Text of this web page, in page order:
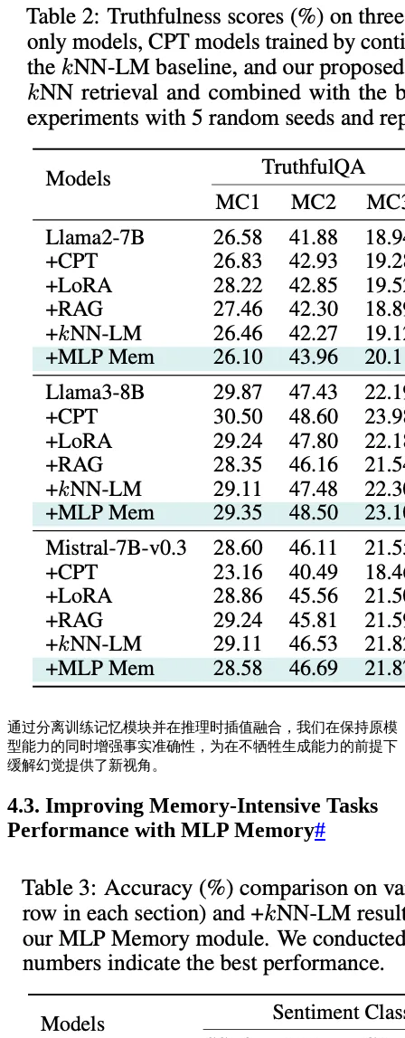
通过分离训练记忆模块并在推理时插值融合，我们在保持原模
型能力的同时增强事实准确性，为在不牺牲生成能力的前提下
缓解幻觉提供了新视角。
4.3. Improving Memory-Intensive Tasks
Performance with MLP Memory#